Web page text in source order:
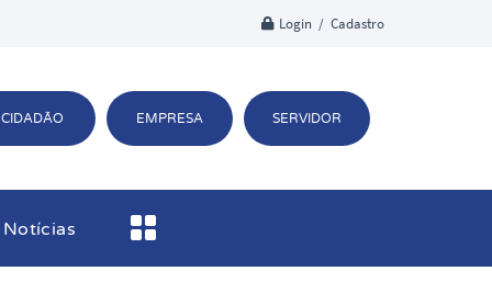
Login / Cadastro
CIDADÃO EMPRESA SERVIDOR
Notícias